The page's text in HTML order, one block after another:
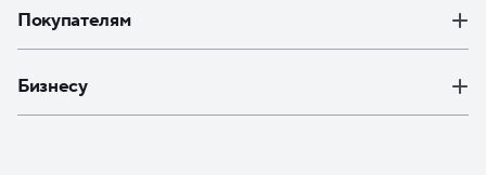
Покупателям
Бизнесу